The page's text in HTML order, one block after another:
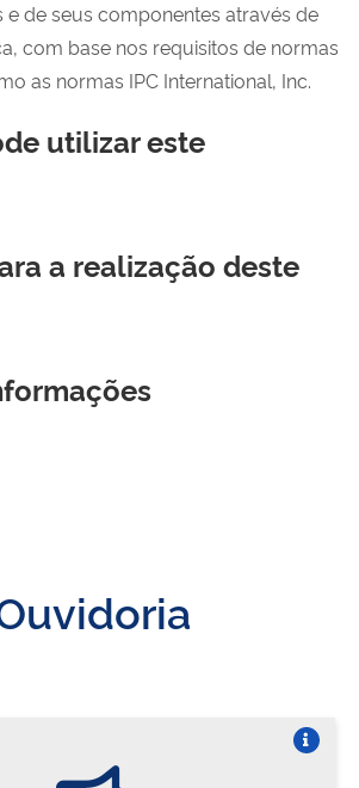
e de seus componentes através de
com base nos requisitos de normas
as normas IPC International, Inc.
utilizar este
a realização deste